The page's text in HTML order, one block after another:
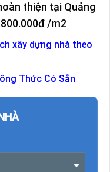
thiện tại Quảng
/m2
xây dựng nhà theo
Thức Có Sẵn